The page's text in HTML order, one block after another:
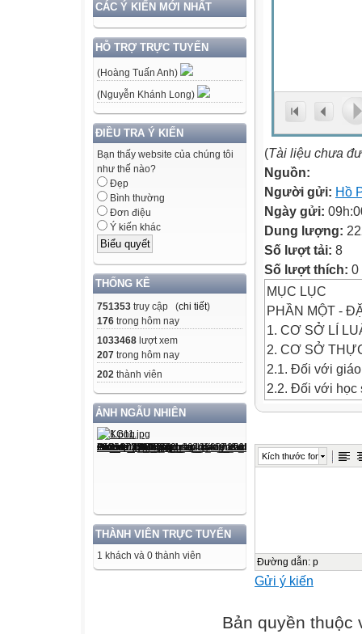
CÁC Ý KIẾN MỚI NHẤT
HỖ TRỢ TRỰC TUYẾN
(Hoàng Tuấn Anh)
(Nguyễn Khánh Long)
ĐIỀU TRA Ý KIẾN
Bạn thấy website của chúng tôi
như thế nào?
Đẹp
Bình thường
Đơn điệu
Ý kiến khác
THỐNG KÊ
751353 truy cập (chi tiết)
176 trong hôm nay
1033468 lượt xem
207 trong hôm nay
202 thành viên
ẢNH NGẪU NHIÊN
THÀNH VIÊN TRỰC TUYẾN
1 khách và 0 thành viên
(Tài liệu chưa
Nguồn:
Người gửi: Hồ
Ngày gửi:
Dung lượng:
Số lượt tải: 8
Số lượt thích: 0
MỤC LỤC
PHẦN MỘT -
1. CƠ SỞ LÍ
2. CƠ SỞ
2.1. Đối với
2.2. Đối với học
2. NHỮNG
3. BIỆN PHÁP
3.5. Vấn đề thứ
3.6. Vấn đề thư
3.8. Vấn đề thứ
Kích thước font
Đường dẫn: p
Gửi ý kiến
Bản quyền thuộc